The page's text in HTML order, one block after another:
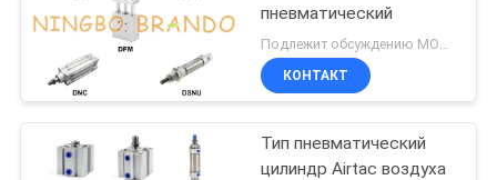
пневматический
КОНТАКТ
Тип пневматический
цилиндр Airtac воздуха